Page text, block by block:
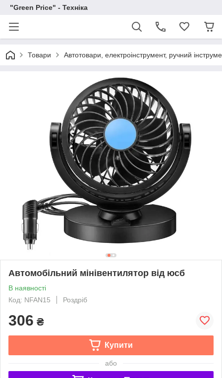
"Green Price" - Техніка
Товари Автотовари, електроінструмент, ручний
Автомобільний мінівентилятор від юсб
В наявності
Код: NFAN15
Роздріб
306 ₴
Купити
або